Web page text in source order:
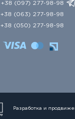
+38 (097) 277-98-98
+38 (063) 277-98-98
+38 (050) 277-98-98
Разработка и